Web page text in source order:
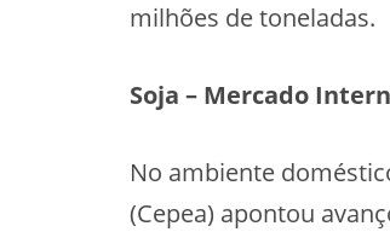
milhões de toneladas.
Soja – Mercado
No ambiente
(Cepea) apontou